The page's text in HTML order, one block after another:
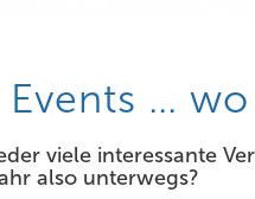
Events …
viele interessante
also unterwegs?